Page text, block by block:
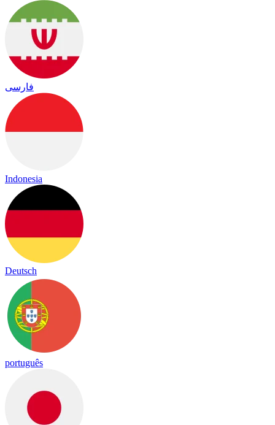
فارسی
Indonesia
Deutsch
português